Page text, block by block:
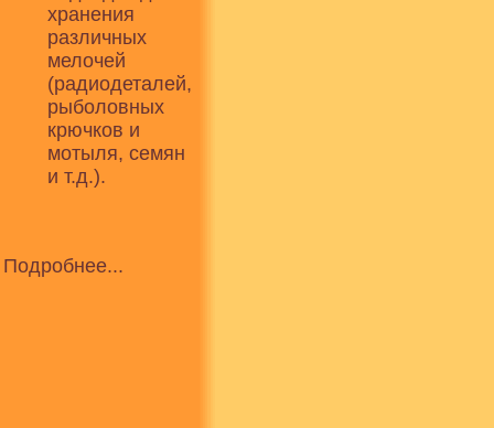
хранения
различных
мелочей
(радиодеталей,
рыболовных
крючков и
мотыля, семян
и т.д.).
Подробнее...